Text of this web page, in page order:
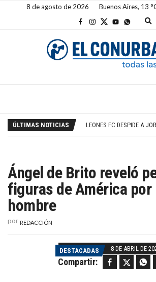
8 de agosto de 2026 Buenos Aires, 13
E
a
n
d
s
o
ÚLTIMAS NOTICIAS
Ángel de Brito reveló
figuras de América por
hombre
por REDACCIÓN
DESTACADAS 8 DE ABRIL DE
Compartir: Facebook Twitter WhatsApp